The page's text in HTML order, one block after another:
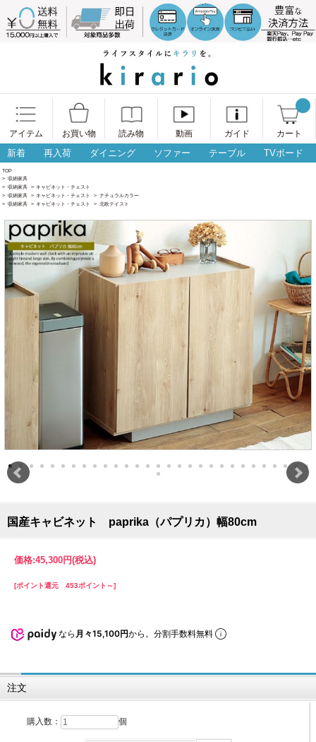
アイテム お買い物 読み物 動画 ガイド カート
新着 再入荷 ダイニング ソファー テーブル TVボード
TOP
> 収納家具
> 収納家具 > キャビネット・チェスト
> 収納家具 > キャビネット・チェスト > ナチュラルカラー
> 収納家具 > キャビネット・チェスト > 北欧テイスト
国産キャビネット paprika（パプリカ）幅80cm
価格:45,300円(税込)
[ポイント還元 453ポイント～]
なら 月々15,100円から。分割手数料無料
注文
購入数： 個